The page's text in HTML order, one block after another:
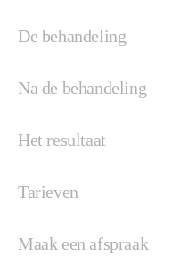
De behandeling
Na de behandeling
Het resultaat
Tarieven
Maak een afspraak